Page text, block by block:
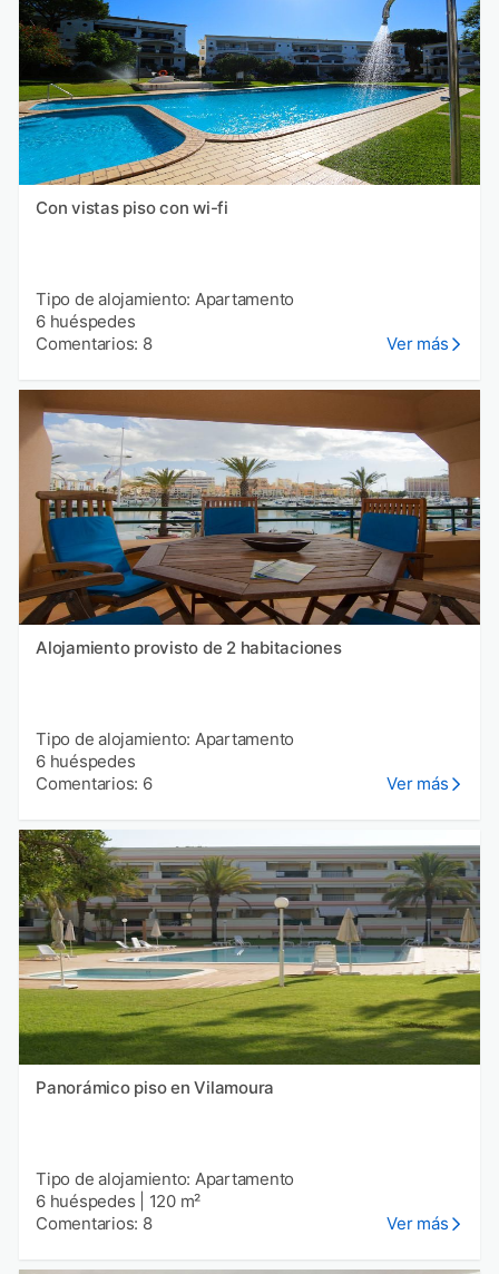
Con vistas piso con wi-fi
Tipo de alojamiento: Apartamento
6 huéspedes
Comentarios: 8
Ver más
Alojamiento provisto de 2 habitaciones
Tipo de alojamiento: Apartamento
6 huéspedes
Comentarios: 6
Ver más
Panorámico piso en Vilamoura
Tipo de alojamiento: Apartamento
6 huéspedes
120 m²
Comentarios: 8
Ver más